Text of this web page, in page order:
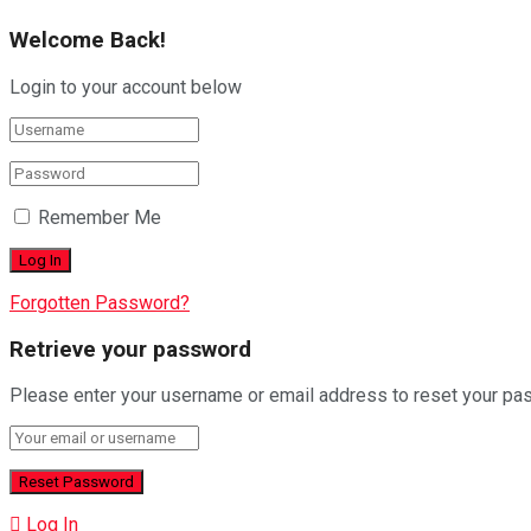
Welcome Back!
Login to your account below
Remember Me
Forgotten Password?
Retrieve your password
Please enter your username or email address to reset your
Log In